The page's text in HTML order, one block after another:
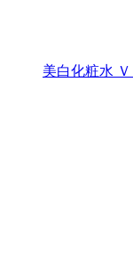
美白化粧水